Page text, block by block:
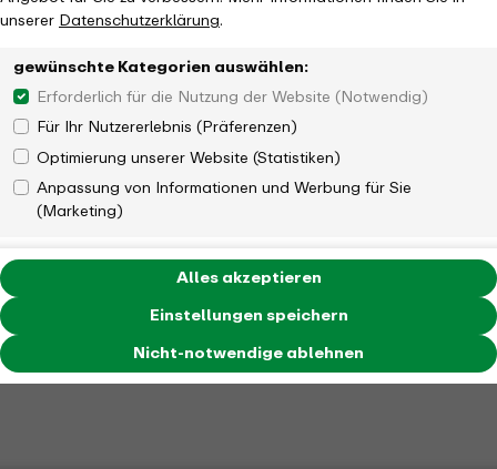
unsererDatenschutzerklärung.
gewünschte Kategorien auswählen:
Erforderlich für die Nutzung der Website (Notwendig)
Für Ihr Nutzererlebnis (Präferenzen)
Optimierung unserer Website (Statistiken)
Anpassung von Informationen und Werbung für Sie
(Marketing)
Einstellungen speichern
Nicht-notwendige ablehnen
Alles akzeptieren